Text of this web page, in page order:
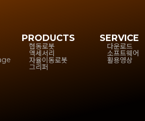
PRODUCTS
협동로봇
액세서리
자율이동로봇
그리퍼
SERVICE
다운로드
소프트웨어
활용영상